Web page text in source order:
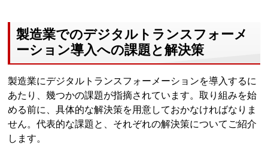
製造業でのデジタルトランスフォーメ
ーション導入への課題と解決策
製造業にデジタルトランスフォーメーションを導入するに
あたり、幾つかの課題が指摘されています。取り組みを始
める前に、具体的な解決策を用意しておかなければなりま
せん。代表的な課題と、それぞれの解決策についてご紹介
します。